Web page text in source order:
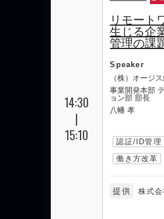
14:30
|
15:10
リモート
生じる企
管理の課
Speaker
（株）オージ
事業開発本部
ョン部 部長
八幡 孝
認証/ID管理
働き方改革
提供 株式